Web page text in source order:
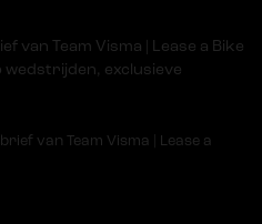
van Team Visma | Lease a Bike
exclusieve
van Team Visma | Lease a